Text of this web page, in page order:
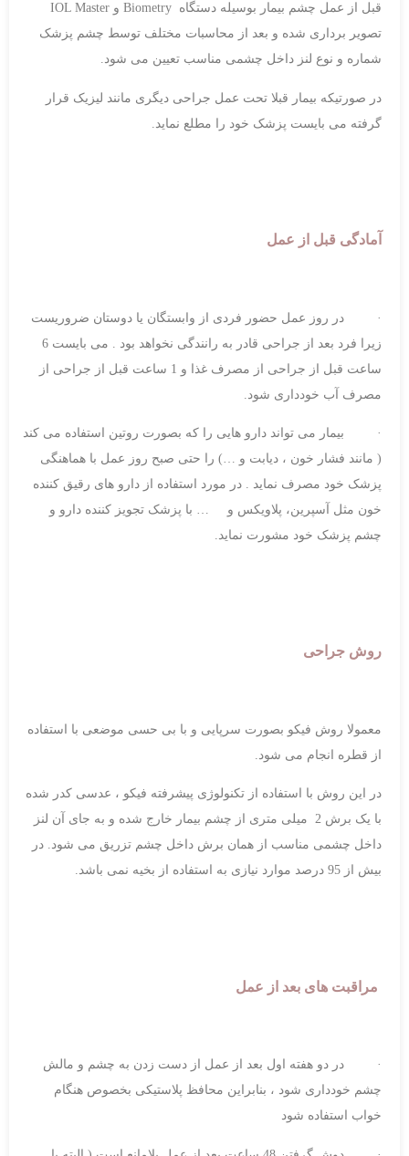
قبل از عمل چشم بیمار بوسیله دستگاه Biometry و IOL Master
تصویر برداری شده و بعد از محاسبات مختلف توسط چشم پزشک
شماره و نوع لنز داخل چشمی مناسب تعیین می شود.
در صورتیکه بیمار قبلا تحت عمل جراحی دیگری مانند لیزیک قرار
گرفته می بایست پزشک خود را مطلع نماید.
آمادگی قبل از عمل
· در روز عمل حضور فردی از وابستگان یا دوستان ضروریست
زیرا فرد بعد از جراحی قادر به رانندگی نخواهد بود . می بایست 6
ساعت قبل از جراحی از مصرف غذا و 1 ساعت قبل از جراحی از
مصرف آب خودداری شود.
· بیمار می تواند دارو هایی را که بصورت روتین استفاده می کند
( مانند فشار خون ، دیابت و …) را حتی صبح روز عمل با هماهنگی
پزشک خود مصرف نماید . در مورد استفاده از دارو های رقیق کننده
خون مثل آسپرین، پلاویکس و … با پزشک تجویز کننده دارو و
چشم پزشک خود مشورت نماید.
روش جراحی
معمولا روش فیکو بصورت سرپایی و با بی حسی موضعی با استفاده
از قطره انجام می شود.
در این روش با استفاده از تکنولوژی پیشرفته فیکو ، عدسی کدر شده
با یک برش 2 میلی متری از چشم بیمار خارج شده و به جای آن لنز
داخل چشمی مناسب از همان برش داخل چشم تزریق می شود. در
بیش از 95 درصد موارد نیازی به استفاده از بخیه نمی باشد.
مراقبت های بعد از عمل
· در دو هفته اول بعد از عمل از دست زدن به چشم و مالش
چشم خودداری شود ، بنابراین محافظ پلاستیکی بخصوص هنگام
خواب استفاده شود